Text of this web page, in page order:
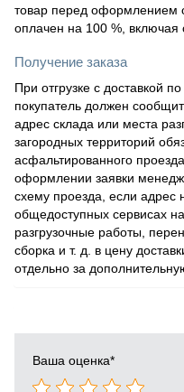
товар перед оформлением
оплачен на 100 %, включая
Получение заказа
При отгрузке с доставкой
покупатель должен
адрес склада или места
загородных территорий
асфальтированного
оформлении заявки
схему проезда, если адрес
общедоступных сервисах
разгрузочные работы,
сборка и т. д. в цену
отдельно за
Ваша оценка*